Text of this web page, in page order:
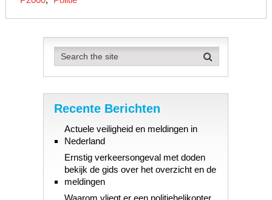
Recente Berichten
Actuele veiligheid en meldingen in
Nederland
Ernstig verkeersongeval met doden
bekijk de gids over het overzicht en de
meldingen
Waarom vliegt er een politiehelikopter